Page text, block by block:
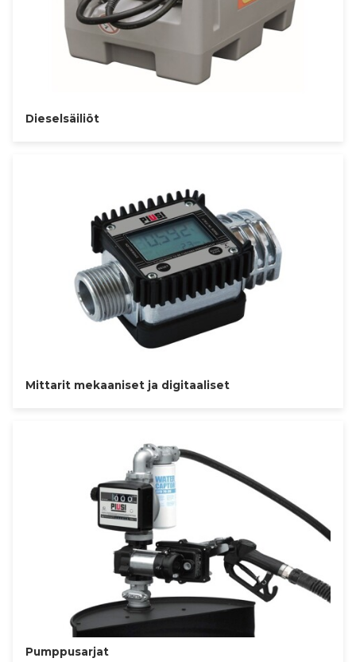
Dieselsäiliöt
Mittarit mekaaniset ja digitaaliset
Pumppusarjat